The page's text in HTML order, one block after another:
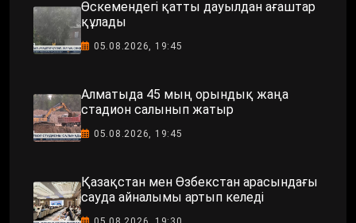
Өскемендегі қатты дауылдан ағаштар
құлады
05.08.2026, 19:45
Алматыда 45 мың орындық жаңа
стадион салынып жатыр
05.08.2026, 19:45
Қазақстан мен Өзбекстан арасындағы
сауда айналымы артып келеді